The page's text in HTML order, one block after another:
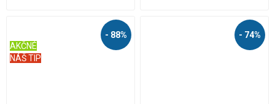
- 88%
NÁŠ TIP
AKČNÉ
- 74%